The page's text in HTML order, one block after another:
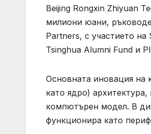
Beijing Rongxin Zhiyuan
милиони юани,
Partners, с участието
Tsinghua Alumni Fund и
Основната иновация на
като ядро)
компютърен модел. В
функционира като